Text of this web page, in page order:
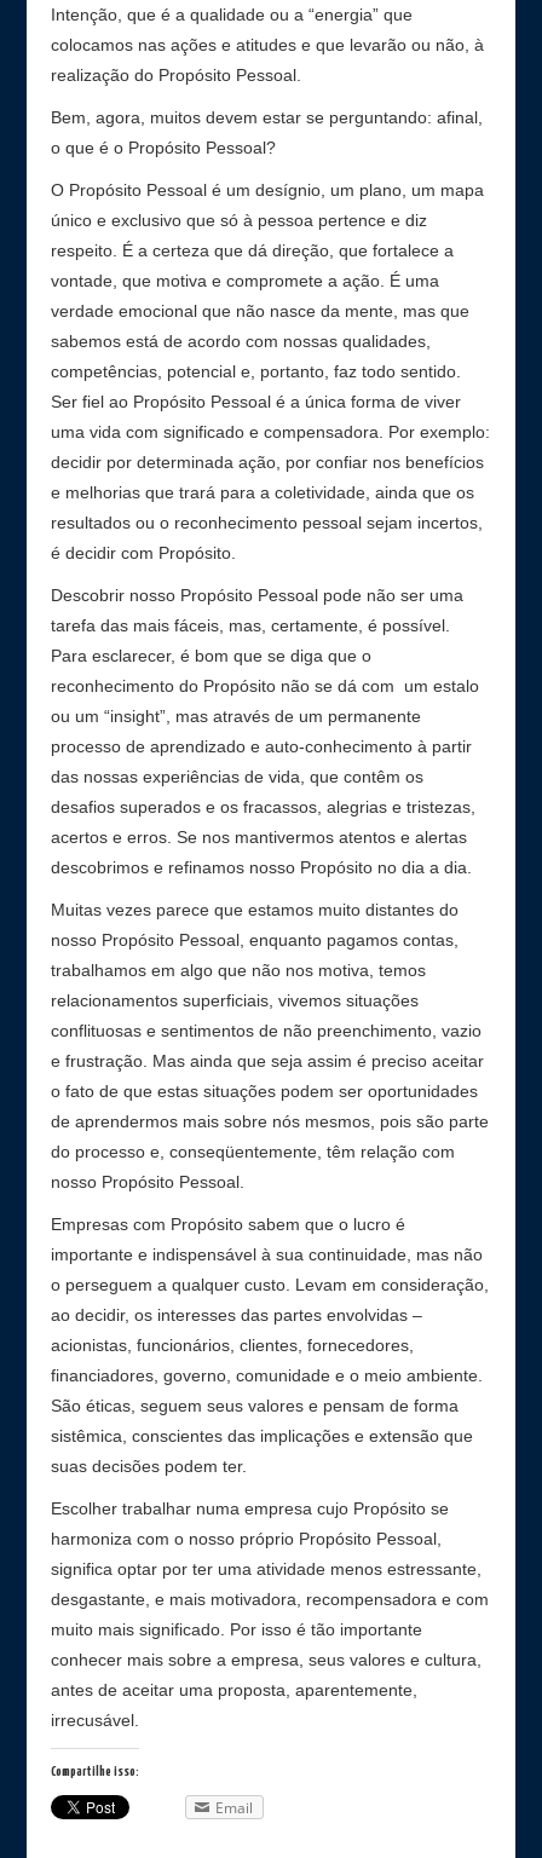
Intenção, que é a qualidade ou a “energia” que
colocamos nas ações e atitudes e que levarão ou não, à
realização do Propósito Pessoal.
Bem, agora, muitos devem estar se perguntando: afinal,
o que é o Propósito Pessoal?
O Propósito Pessoal é um desígnio, um plano, um mapa
único e exclusivo que só à pessoa pertence e diz
respeito. É a certeza que dá direção, que fortalece a
vontade, que motiva e compromete a ação. É uma
verdade emocional que não nasce da mente, mas que
sabemos está de acordo com nossas qualidades,
competências, potencial e, portanto, faz todo sentido.
Ser fiel ao Propósito Pessoal é a única forma de viver
uma vida com significado e compensadora. Por exemplo:
decidir por determinada ação, por confiar nos benefícios
e melhorias que trará para a coletividade, ainda que os
resultados ou o reconhecimento pessoal sejam incertos,
é decidir com Propósito.
Descobrir nosso Propósito Pessoal pode não ser uma
tarefa das mais fáceis, mas, certamente, é possível.
Para esclarecer, é bom que se diga que o
reconhecimento do Propósito não se dá com um estalo
ou um “insight”, mas através de um permanente
processo de aprendizado e auto-conhecimento à partir
das nossas experiências de vida, que contêm os
desafios superados e os fracassos, alegrias e tristezas,
acertos e erros. Se nos mantivermos atentos e alertas
descobrimos e refinamos nosso Propósito no dia a dia.
Muitas vezes parece que estamos muito distantes do
nosso Propósito Pessoal, enquanto pagamos contas,
trabalhamos em algo que não nos motiva, temos
relacionamentos superficiais, vivemos situações
conflituosas e sentimentos de não preenchimento, vazio
e frustração. Mas ainda que seja assim é preciso aceitar
o fato de que estas situações podem ser oportunidades
de aprendermos mais sobre nós mesmos, pois são parte
do processo e, conseqüentemente, têm relação com
nosso Propósito Pessoal.
Empresas com Propósito sabem que o lucro é
importante e indispensável à sua continuidade, mas não
o perseguem a qualquer custo. Levam em consideração,
ao decidir, os interesses das partes envolvidas –
acionistas, funcionários, clientes, fornecedores,
financiadores, governo, comunidade e o meio ambiente.
São éticas, seguem seus valores e pensam de forma
sistêmica, conscientes das implicações e extensão que
suas decisões podem ter.
Escolher trabalhar numa empresa cujo Propósito se
harmoniza com o nosso próprio Propósito Pessoal,
significa optar por ter uma atividade menos estressante,
desgastante, e mais motivadora, recompensadora e com
muito mais significado. Por isso é tão importante
conhecer mais sobre a empresa, seus valores e cultura,
antes de aceitar uma proposta, aparentemente,
irrecusável.
Compartilhe isso:
Email